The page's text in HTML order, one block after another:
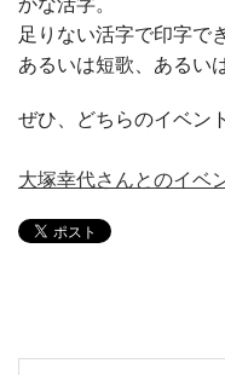
足りない活字で印字で
あるいは短歌、あるい
ぜひ、どちらのイベン
大塚幸代さんとのイベ